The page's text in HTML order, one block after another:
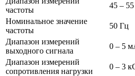
частоты
45 –
Номинальное значение
частоты
50 Гц
Диапазон измерений
выходного сигнала
0 – 5
Диапазон измерений
сопротивления нагрузки
0 – 3